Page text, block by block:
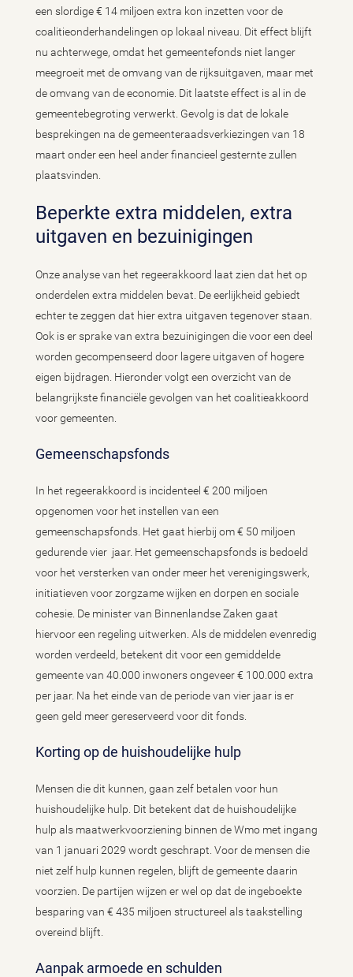
een slordige € 14 miljoen extra kon inzetten voor de
coalitieonderhandelingen op lokaal niveau. Dit effect blijft
nu achterwege, omdat het gemeentefonds niet langer
meegroeit met de omvang van de rijksuitgaven, maar met
de omvang van de economie. Dit laatste effect is al in de
gemeentebegroting verwerkt. Gevolg is dat de lokale
besprekingen na de gemeenteraadsverkiezingen van 18
maart onder een heel ander financieel gesternte zullen
plaatsvinden.
Beperkte extra middelen, extra
uitgaven en bezuinigingen
Onze analyse van het regeerakkoord laat zien dat het op
onderdelen extra middelen bevat. De eerlijkheid gebiedt
echter te zeggen dat hier extra uitgaven tegenover staan.
Ook is er sprake van extra bezuinigingen die voor een deel
worden gecompenseerd door lagere uitgaven of hogere
eigen bijdragen. Hieronder volgt een overzicht van de
belangrijkste financiële gevolgen van het coalitieakkoord
voor gemeenten.
Gemeenschapsfonds
In het regeerakkoord is incidenteel € 200 miljoen
opgenomen voor het instellen van een
gemeenschapsfonds. Het gaat hierbij om € 50 miljoen
gedurende vier jaar. Het gemeenschapsfonds is bedoeld
voor het versterken van onder meer het verenigingswerk,
initiatieven voor zorgzame wijken en dorpen en sociale
cohesie. De minister van Binnenlandse Zaken gaat
hiervoor een regeling uitwerken. Als de middelen evenredig
worden verdeeld, betekent dit voor een gemiddelde
gemeente van 40.000 inwoners ongeveer € 100.000 extra
per jaar. Na het einde van de periode van vier jaar is er
geen geld meer gereserveerd voor dit fonds.
Korting op de huishoudelijke hulp
Mensen die dit kunnen, gaan zelf betalen voor hun
huishoudelijke hulp. Dit betekent dat de huishoudelijke
hulp als maatwerkvoorziening binnen de Wmo met ingang
van 1 januari 2029 wordt geschrapt. Voor de mensen die
niet zelf hulp kunnen regelen, blijft de gemeente daarin
voorzien. De partijen wijzen er wel op dat de ingeboekte
besparing van € 435 miljoen structureel als taakstelling
overeind blijft.
Aanpak armoede en schulden